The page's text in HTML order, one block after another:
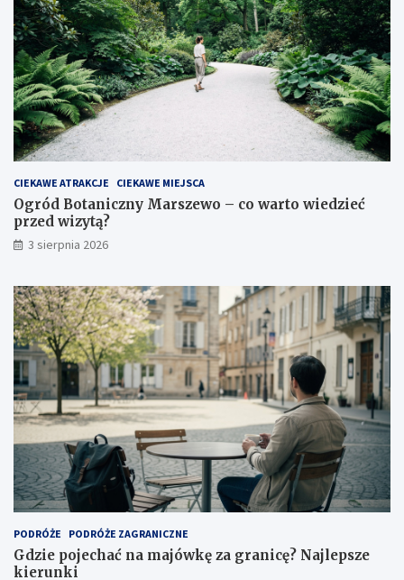
CIEKAWE ATRAKCJE CIEKAWE MIEJSCA
Ogród Botaniczny Marszewo – co warto wiedzieć
przed wizytą?
3 sierpnia 2026
PODRÓŻE PODRÓŻE ZAGRANICZNE
Gdzie pojechać na majówkę za granicę? Najlepsze
kierunki